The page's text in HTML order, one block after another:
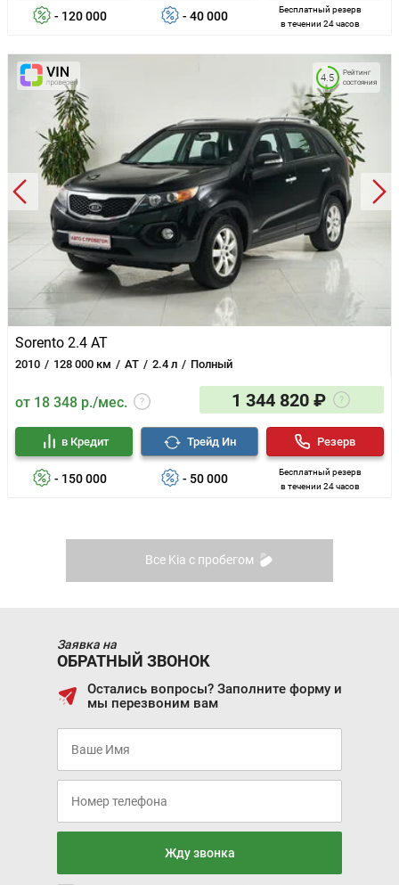
- 120 000 - 40 000
Бесплатный резерв
в течении 24 часов
Sorento 2.4 AT
2010 128 000 км AT 2.4 л Полный
Рейтинг
состояния
4.5
от 18 348 р./мес. 1 344 820 ₽
- 150 000
в Кредит
- 50 000
Трейд Ин
Бесплатный резерв
в течении 24 часов
Резерв
Все Kia с пробегом
Заявка на
ОБРАТНЫЙ ЗВОНОК
Остались вопросы? Заполните форму и
мы перезвоним вам
Жду звонка